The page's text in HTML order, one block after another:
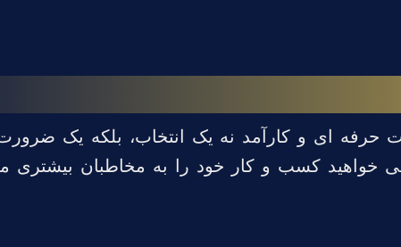
حرفه ای و کارآمد نه یک انتخاب، بلکه یک
خواهید کسب و کار خود را به مخاطبان بیشتری